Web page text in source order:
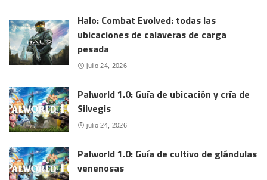
Halo: Combat Evolved: todas las
ubicaciones de calaveras de carga
pesada
julio 24, 2026
Palworld 1.0: Guía de ubicación y cría de
Silvegis
julio 24, 2026
Palworld 1.0: Guía de cultivo de glándulas
venenosas